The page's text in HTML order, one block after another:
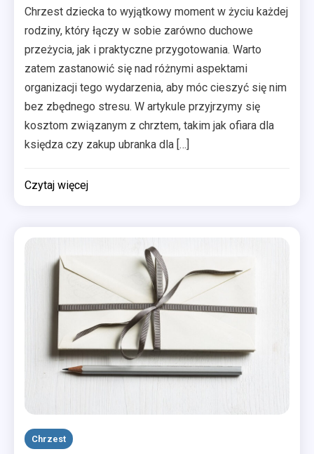
Chrzest dziecka to wyjątkowy moment w życiu każdej
rodziny, który łączy w sobie zarówno duchowe
przeżycia, jak i praktyczne przygotowania. Warto
zatem zastanowić się nad różnymi aspektami
organizacji tego wydarzenia, aby móc cieszyć się nim
bez zbędnego stresu. W artykule przyjrzymy się
kosztom związanym z chrztem, takim jak ofiara dla
księdza czy zakup ubranka dla […]
Czytaj więcej
Chrzest